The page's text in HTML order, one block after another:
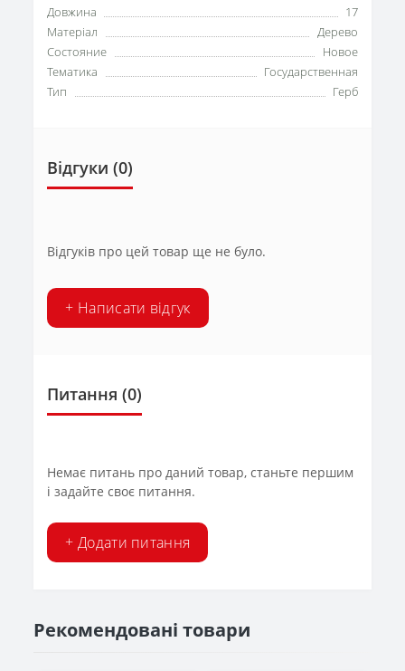
Довжина
17
Матеріал
Дерево
Состояние
Новое
Тематика
Государственная
Тип
Герб
Відгуки (0)
Відгуків про цей товар ще не було.
+ Написати відгук
Питання (0)
Немає питань про даний товар, станьте першим
і задайте своє питання.
+ Додати питання
Рекомендовані товари